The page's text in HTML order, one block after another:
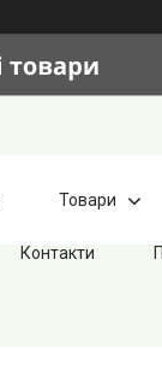
Товари
Контакти